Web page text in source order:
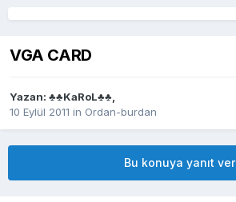
VGA CARD
Yazan: ♣♣KaRoL♣♣,
10 Eylül 2011 in Ordan-burdan
Bu konuya yanıt ver